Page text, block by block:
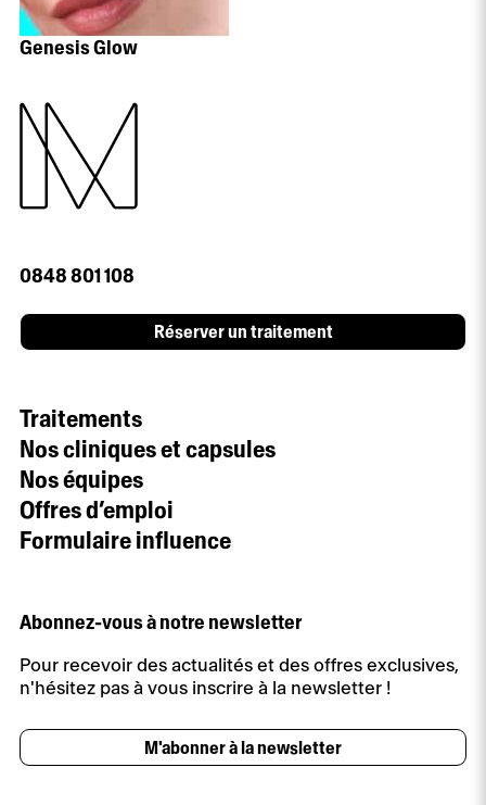
Genesis Glow
0848 801 108
Réserver un traitement
Traitements
Nos cliniques et capsules
Nos équipes
Offres d’emploi
Formulaire influence
Abonnez-vous à notre newsletter
Pour recevoir des actualités et des offres exclusives,
n'hésitez pas à vous inscrire à la newsletter !
M'abonner à la newsletter